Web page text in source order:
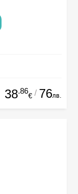
38.86
€ / 76лв.